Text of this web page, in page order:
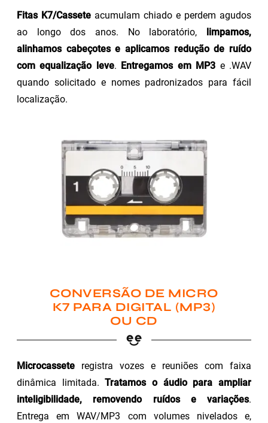
Fitas K7/Cassete acumulam chiado e perdem agudos
ao longo dos anos. No laboratório, limpamos,
alinhamos cabeçotes e aplicamos redução de ruído
com equalização leve. Entregamos em MP3 e .WAV
quando solicitado e nomes padronizados para fácil
localização.
CONVERSÃO DE MICRO
K7 PARA DIGITAL (MP3)
OU CD
Microcassete registra vozes e reuniões com faixa
dinâmica limitada.Tratamos o áudio para ampliar
inteligibilidade, removendo ruídos e variações.
Entrega em WAV/MP3 com volumes nivelados e,